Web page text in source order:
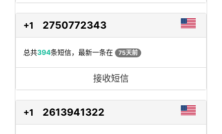
+1 2750772343
总共394条短信，最新一条在 75天前
接收短信
+1 2613941322